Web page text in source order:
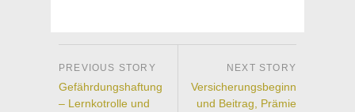
Gefährdungshaftung
– Lernkotrolle und
Versicherungsbeginn
und Beitrag, Prämie